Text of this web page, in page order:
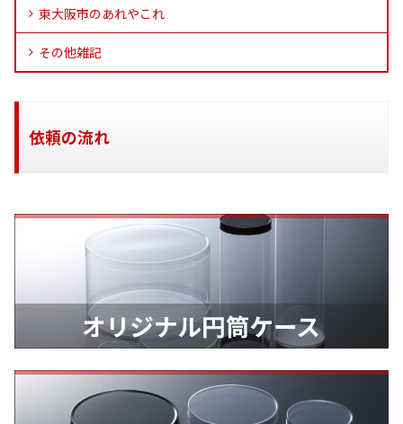
東大阪市のあれやこれ
その他雑記
依頼の流れ